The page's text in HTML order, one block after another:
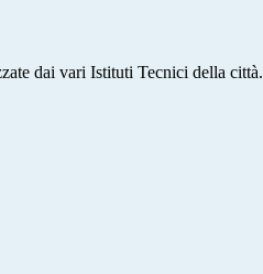
dai vari Istituti Tecnici della città.